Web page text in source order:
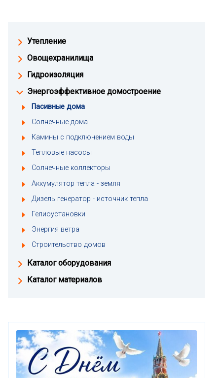
Утепление
Овощехранилища
Гидроизоляция
Энергоэффективное домостроение
Пасивные дома
Солнечные дома
Камины с подключением воды
Тепловые насосы
Солнечные коллекторы
Аккумулятор тепла - земля
Дизель генератор - источник тепла
Гелиоустановки
Энергия ветра
Строительство домов
Каталог оборудования
Каталог материалов